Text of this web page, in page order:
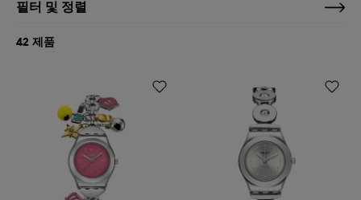
필터 및 정렬
42 제품